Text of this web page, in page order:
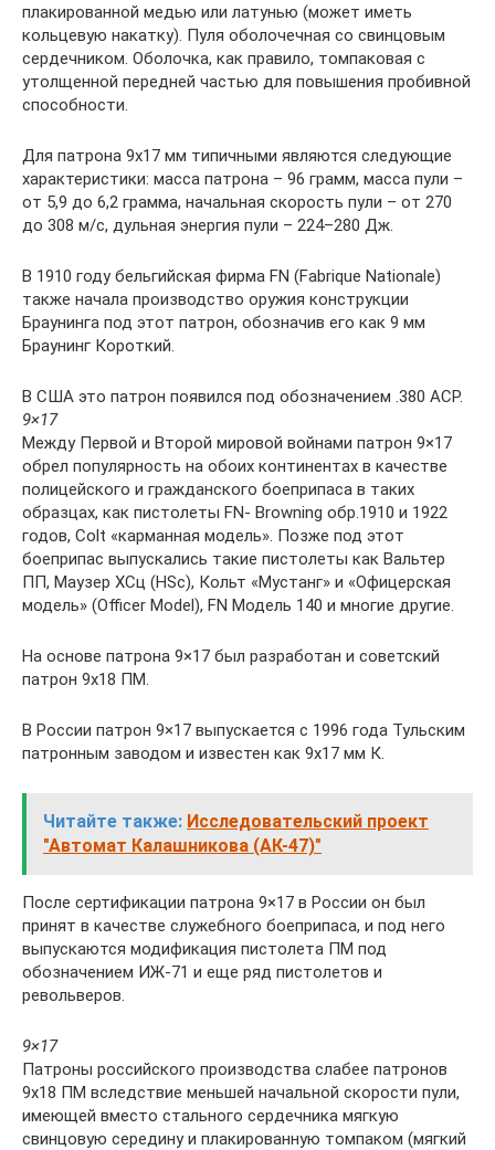
плакированной медью или латунью (может иметь
кольцевую накатку). Пуля оболочечная со свинцовым
сердечником. Оболочка, как правило, томпаковая с
утолщенной передней частью для повышения пробивной
способности.
Для патрона 9х17 мм типичными являются следующие
характеристики: масса патрона – 96 грамм, масса пули –
от 5,9 до 6,2 грамма, начальная скорость пули – от 270
до 308 м/с, дульная энергия пули – 224–280 Дж.
В 1910 году бельгийская фирма FN (Fabrique Nationale)
также начала производство оружия конструкции
Браунинга под этот патрон, обозначив его как 9 мм
Браунинг Короткий.
В США это патрон появился под обозначением .380 АСР.
9×17
Между Первой и Второй мировой войнами патрон 9×17
обрел популярность на обоих континентах в качестве
полицейского и гражданского боеприпаса в таких
образцах, как пистолеты FN- Browning обр.1910 и 1922
годов, Colt «карманная модель». Позже под этот
боеприпас выпускались такие пистолеты как Вальтер
ПП, Маузер ХСц (HSc), Кольт «Мустанг» и «Офицерская
модель» (Officer Model), FN Модель 140 и многие другие.
На основе патрона 9×17 был разработан и советский
патрон 9х18 ПМ.
В России патрон 9×17 выпускается с 1996 года Тульским
патронным заводом и известен как 9х17 мм К.
Читайте также: Исследовательский проект
"Автомат Калашникова (АК-47)"
После сертификации патрона 9×17 в России он был
принят в качестве служебного боеприпаса, и под него
выпускаются модификация пистолета ПМ под
обозначением ИЖ-71 и еще ряд пистолетов и
револьверов.
9×17
Патроны российского производства слабее патронов
9х18 ПМ вследствие меньшей начальной скорости пули,
имеющей вместо стального сердечника мягкую
свинцовую середину и плакированную томпаком (мягкий